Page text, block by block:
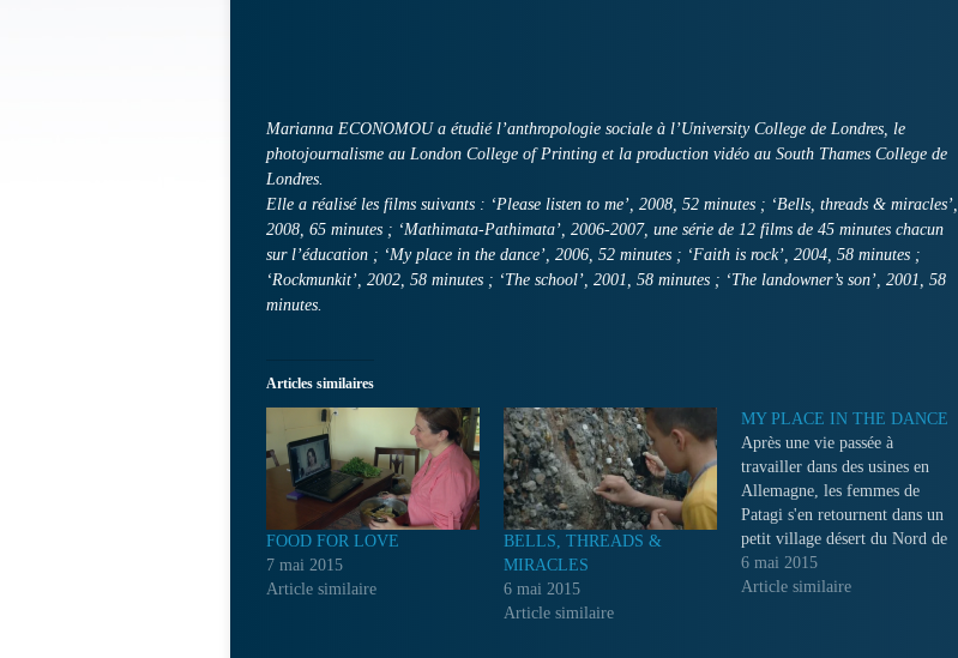
Marianna ECONOMOU a étudié l’anthropologie sociale à l’University College de Londres, le
photojournalisme au London College of Printing et la production vidéo au South Thames College de
Londres.
Elle a réalisé les films suivants : ‘Please listen to me’, 2008, 52 minutes ; ‘Bells, threads & miracles’,
2008, 65 minutes ; ‘Mathimata-Pathimata’, 2006-2007, une série de 12 films de 45 minutes chacun
sur l’éducation ; ‘My place in the dance’, 2006, 52 minutes ; ‘Faith is rock’, 2004, 58 minutes ;
‘Rockmunkit’, 2002, 58 minutes ; ‘The school’, 2001, 58 minutes ; ‘The landowner’s son’, 2001, 58
minutes.
Articles similaires
FOOD FOR LOVE
7 mai 2015
Article similaire
BELLS, THREADS &
MIRACLES
6 mai 2015
Article similaire
MY PLACE IN THE DANCE
Après une vie passée à
travailler dans des usines en
Allemagne, les femmes de
Patagi s'en retournent dans un
petit village désert du Nord de
la Grèce, pour y vivre dans une
prospérité toute relative, seule
6 mai 2015
Article similaire